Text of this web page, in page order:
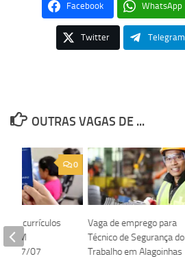
Facebook WhatsApp
Twitter Telegram
OUTRAS VAGAS DE ...
Vaga de emprego para
Técnico de Segurança do
Trabalho em Alagoinhas
0
currículos
EM
até 17/07